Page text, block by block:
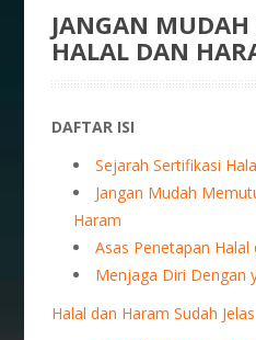
JANGAN
HALAL DAN
DAFTAR ISI
Sejarah Sertifikasi
Jangan Mudah
Haram
Asas Penetapan
Menjaga Diri Dengan
Halal dan Haram Sudah Jelas